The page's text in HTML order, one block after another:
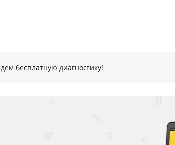
бесплатную диагностику!